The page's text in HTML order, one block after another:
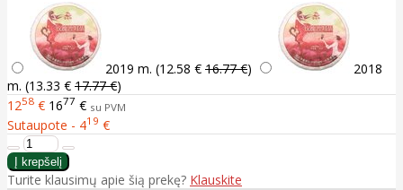
2019 m. (12.58 € 16.77 €)
2018
m. (13.33 € 17.77 €)
1258 € 1677 € su PVM
Sutaupote - 419 €
Turite klausimų apie šią prekę? Klauskite